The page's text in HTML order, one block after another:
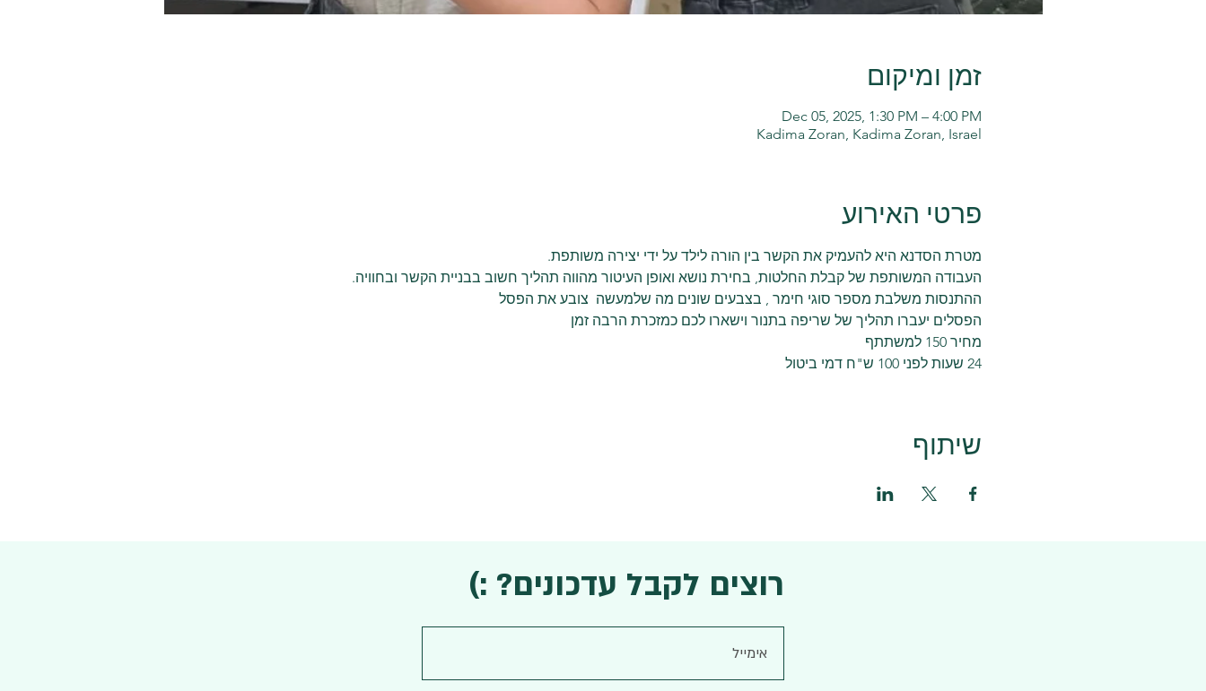
זמן ומיקום
Dec 05, 2025, 1:30 PM – 4:00 PM
Kadima Zoran, Kadima Zoran, Israel
פרטי האירוע
מטרת הסדנא היא להעמיק את הקשר בין הורה לילד על ידי יצירה משותפת.
העבודה המשותפת של קבלת החלטות, בחירת נושא ואופן העיטור מהווה תהליך חשוב בבניית הקשר ובחוויה.
ההתנסות משלבת מספר סוגי חימר , בצבעים שונים מה שלמעשה  צובע את הפסל
הפסלים יעברו תהליך של שריפה בתנור וישארו לכם כמזכרת הרבה זמן
מחיר 150 למשתתף
24 שעות לפני 100 ש"ח דמי ביטול
שיתוף
רוצים לקבל עדכונים? :)